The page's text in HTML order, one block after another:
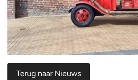
Terug naar Nieuws